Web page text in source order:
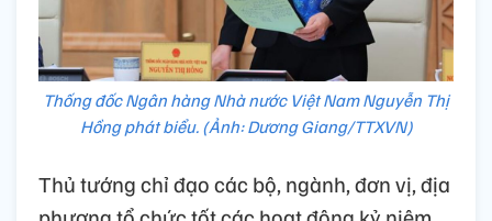
Thống đốc Ngân hàng Nhà nước Việt Nam Nguyễn Thị
Hồng phát biểu. (Ảnh: Dương Giang/TTXVN)
Thủ tướng chỉ đạo các bộ, ngành, đơn vị, địa